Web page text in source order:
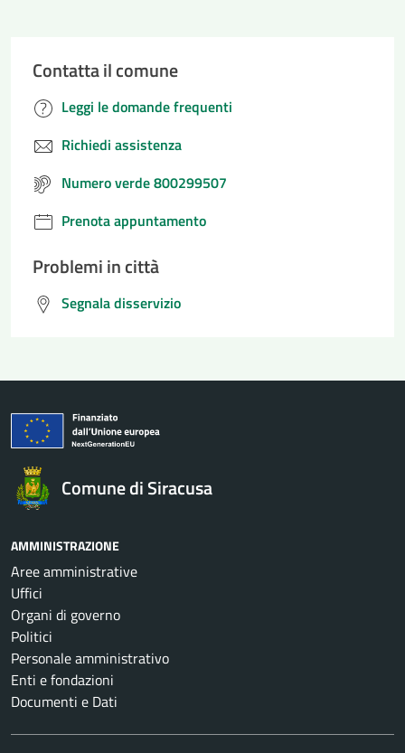
Contatta il comune
Leggi le domande frequenti
Richiedi assistenza
Numero verde 800299507
Prenota appuntamento
Problemi in città
Segnala disservizio
Comune di Siracusa
AMMINISTRAZIONE
Aree amministrative
Uffici
Organi di governo
Politici
Personale amministrativo
Enti e fondazioni
Documenti e Dati